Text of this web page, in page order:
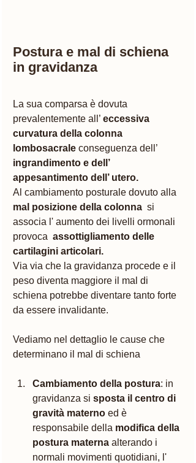
Postura e mal di schiena
in gravidanza
La sua comparsa è dovuta
prevalentemente all’ eccessiva
curvatura della colonna
lombosacrale conseguenza dell’
ingrandimento e dell’
appesantimento dell’ utero.
Al cambiamento posturale dovuto alla
mal posizione della colonna si
associa l' aumento dei livelli ormonali
provoca assottigliamento delle
cartilagini articolari.
Via via che la gravidanza procede e il
peso diventa maggiore il mal di
schiena potrebbe diventare tanto forte
da essere invalidante.
Vediamo nel dettaglio le cause che
determinano il mal di schiena
Cambiamento della postura: in
gravidanza si sposta il centro di
gravità materno ed è
responsabile della modifica della
postura materna alterando i
normali movimenti quotidiani, l'